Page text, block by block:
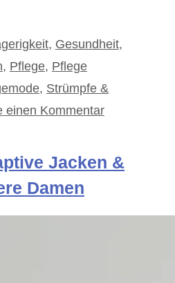
, Gesundheit,
, Pflege, Pflege
, Strümpfe &
einen Kommentar
Jacken &
Damen